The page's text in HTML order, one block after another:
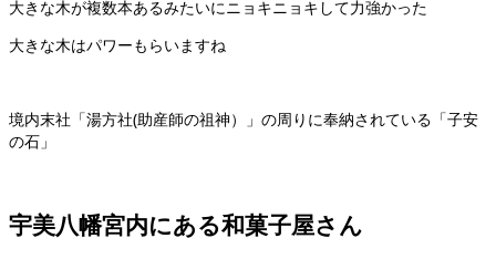
大きな木が複数本あるみたいにニョキニョキして力強かった
大きな木はパワーもらいますね
境内末社「湯方社(助産師の祖神）」の周りに奉納されている「子安
の石」
宇美八幡宮内にある和菓子屋さん